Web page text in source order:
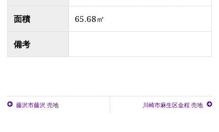
面積 65.68㎡
備考
藤沢市藤沢 売地 川崎市麻生区金程 売地